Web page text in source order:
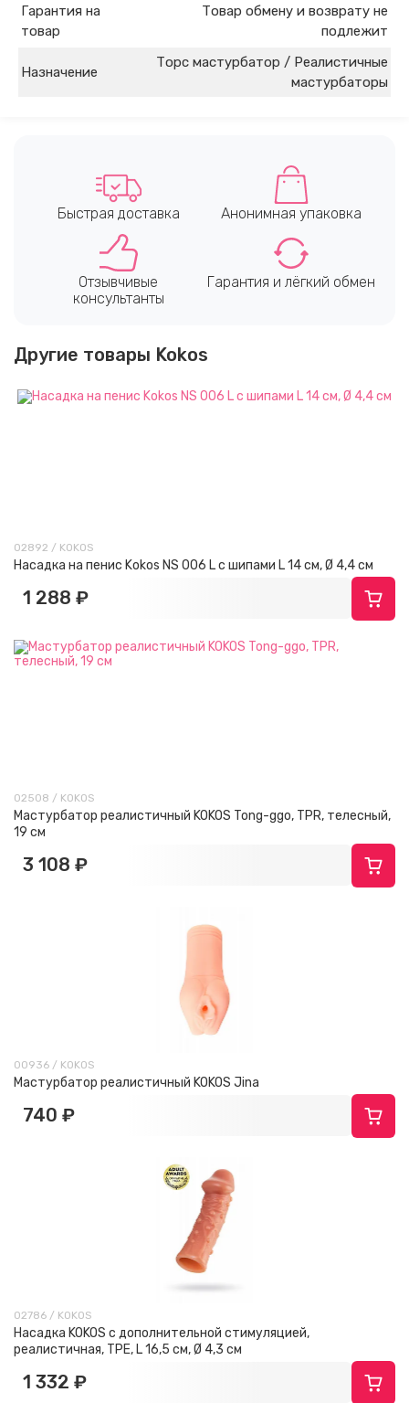
Гарантия на
товар
Товар обмену и возврату не
подлежит
Назначение
Торс мастурбатор / Реалистичные
мастурбаторы
Быстрая доставка Анонимная упаковка
Отзывчивые
консультанты
Гарантия и лёгкий обмен
Другие товары Kokos
02892 / KOKOS
Насадка на пенис Kokos NS 006 L с шипами L 14 cм, Ø 4,4 см
1 288 ₽
02508 / KOKOS
Мастурбатор реалистичный KOKOS Tong-ggo, TPR, телесный,
19 см
3 108 ₽
00936 / KOKOS
Мастурбатор реалистичный KOKOS Jina
740 ₽
02786 / KOKOS
Насадка KOKOS с дополнительной стимуляцией,
реалистичная, TPE, L 16,5 см, Ø 4,3 см
1 332 ₽